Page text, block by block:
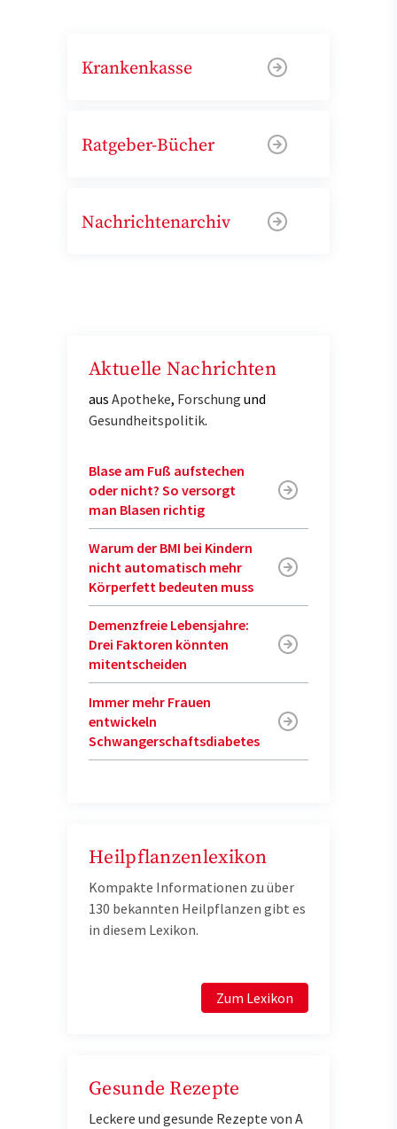
Krankenkasse
Ratgeber-Bücher
Nachrichtenarchiv
Aktuelle Nachrichten
aus Apotheke, Forschung und
Gesundheitspolitik.
Blase am Fuß aufstechen
oder nicht? So versorgt
man Blasen richtig
Warum der BMI bei Kindern
nicht automatisch mehr
Körperfett bedeuten muss
Demenzfreie Lebensjahre:
Drei Faktoren könnten
mitentscheiden
Immer mehr Frauen
entwickeln
Schwangerschaftsdiabetes
Heilpflanzenlexikon
Kompakte Informationen zu über
130 bekannten Heilpflanzen gibt es
in diesem Lexikon.
Zum Lexikon
Gesunde Rezepte
Leckere und gesunde Rezepte von A